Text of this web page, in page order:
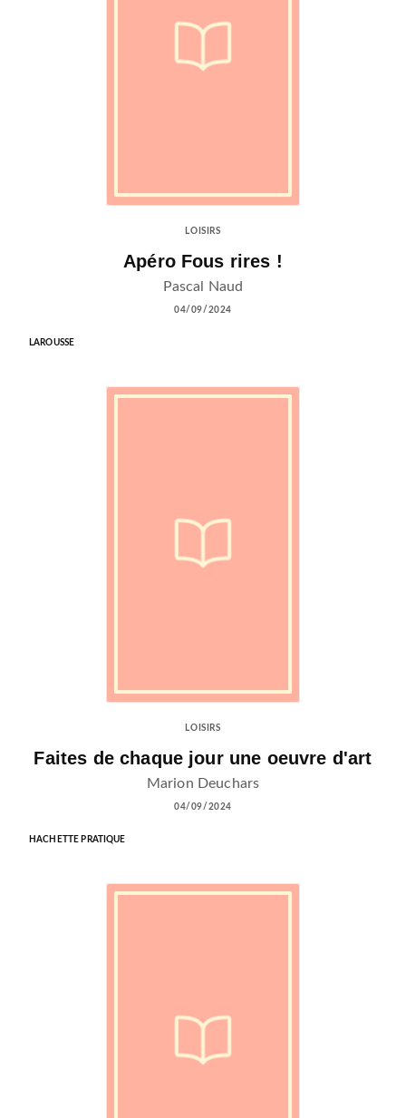
LOISIRS
Apéro Fous rires !
Pascal Naud
04/09/2024
LAROUSSE
LOISIRS
Faites de chaque jour une oeuvre d'art
Marion Deuchars
04/09/2024
HACHETTE PRATIQUE